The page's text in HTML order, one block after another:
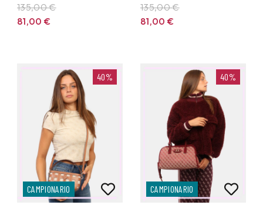
135,00€
81,00€
135,00€
81,00€
40%
CAMPIONARIO
40%
CAMPIONARIO